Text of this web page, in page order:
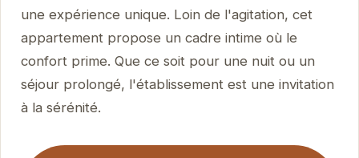
une expérience unique. Loin de l'agitation, cet
appartement propose un cadre intime où le
confort prime. Que ce soit pour une nuit ou un
séjour prolongé, l'établissement est une invitation
à la sérénité.